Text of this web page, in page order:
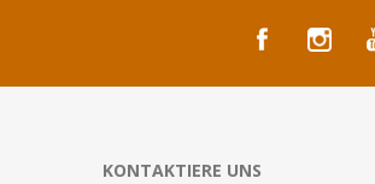
KONTAKTIERE UNS